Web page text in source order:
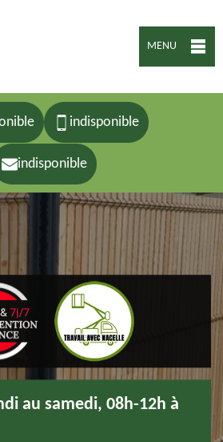
MENU
indisponible
indisponible
au samedi, 08h-12h à